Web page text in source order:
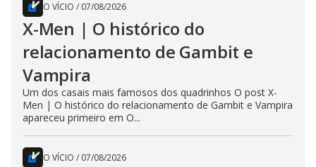
O VÍCIO / 07/08/2026
X-Men | O histórico do
relacionamento de Gambit e
Vampira
Um dos casais mais famosos dos quadrinhos O post X-
Men | O histórico do relacionamento de Gambit e Vampira
apareceu primeiro em O...
O VÍCIO / 07/08/2026